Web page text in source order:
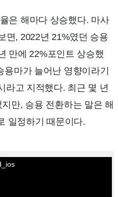
은 해마다 상승했다. 마사
면, 2022년 21%였던 승용
만에 22%포인트 상승했
마가 늘어난 영향이라기
라고 지적했다. 최근 몇 년
만, 승용 전환하는 말은 해
일정하기 때문이다.